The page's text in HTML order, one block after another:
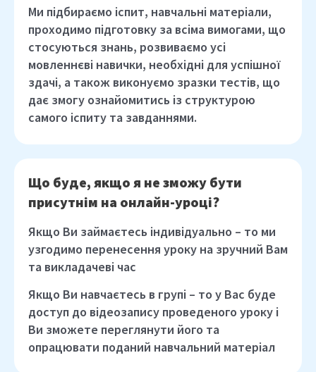
Ми підбираємо іспит, навчальні матеріали,
проходимо підготовку за всіма вимогами, що
стосуються знань, розвиваємо усі
мовленнєві навички, необхідні для успішної
здачі, а також виконуємо зразки тестів, що
дає змогу ознайомитись із структурою
самого іспиту та завданнями.
Що буде, якщо я не зможу бути
присутнім на онлайн-уроці?
Якщо Ви займаєтесь індивідуально – то ми
узгодимо перенесення уроку на зручний Вам
та викладачеві час
Якщо Ви навчаєтесь в групі – то у Вас буде
доступ до відеозапису проведеного уроку і
Ви зможете переглянути його та
опрацювати поданий навчальний матеріал